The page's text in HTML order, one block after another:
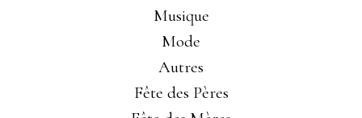
Musique
Mode
Autres
Fête des Pères